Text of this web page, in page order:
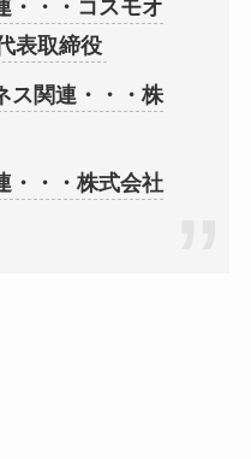
・・・コスモオ
表取締役
ス関連・・・株
・・・株式会社